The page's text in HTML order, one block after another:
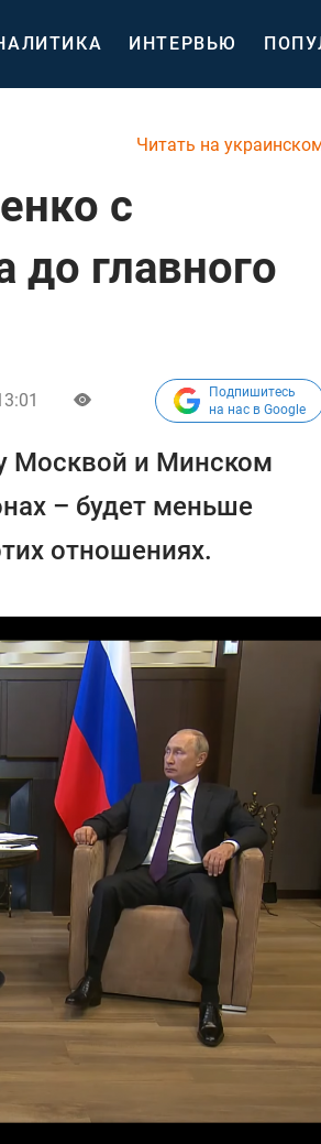
ИНТЕРВЬЮ
Читать на
с
до главного
Подпишитесь
на нас в Google
Москвой и Минском
– будет меньше
отношениях.